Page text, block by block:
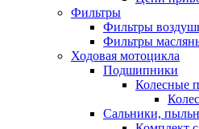
Фильтры
Фильтры
Фильтры
Ходовая мотоцикла
Подшипники
Колесные
Сальники,